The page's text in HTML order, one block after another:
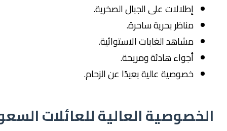
إطلالات على الجبال الصخرية.
مناظر بحرية ساحرة.
مشاهد الغابات الاستوائية.
أجواء هادئة ومريحة.
خصوصية عالية بعيدًا عن الزحام.
العالية للعائلات السعودية